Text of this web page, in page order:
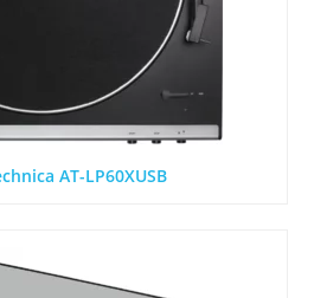
AT-LP60XUSB